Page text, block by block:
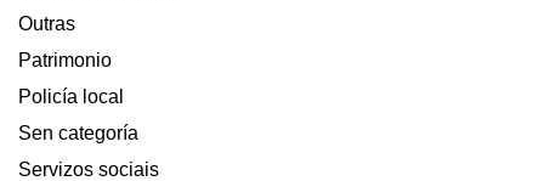
Outras
Patrimonio
Policía local
Sen categoría
Servizos sociais